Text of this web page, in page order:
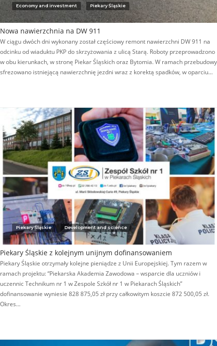
Economy and investment Piekary Śląskie
Nowa nawierzchnia na DW 911
W ciągu dwóch dni wykonany został częściowy remont nawierzchni DW 911 na
odcinku od wiaduktu PKP do skrzyżowania z ulicą Starą. Roboty przeprowadzono
w obu kierunkach, w stronę Piekar Śląskich oraz Bytomia. W ramach przebudowy
sfrezowano istniejącą nawierzchnię jezdni wraz z korektą spadków, w oparciu…
Piekary Śląskie Development and science
Piekary Śląskie z kolejnym unijnym dofinansowaniem
Piekary Śląskie otrzymały kolejne pieniądze z Unii Europejskiej. Tym razem w
ramach projektu: “Piekarska Akademia Zawodowa – wsparcie dla uczniów i
uczennic Technikum nr 1 w Zespole Szkół nr 1 w Piekarach Śląskich”
dofinansowanie wyniesie 828 875,05 zł przy całkowitym koszcie 872 500,05 zł.
Okres…